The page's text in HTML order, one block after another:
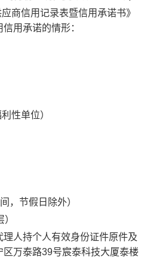
商信用记录表暨信用承诺书》
用承诺的情形：
性单位）
，节假日除外）
人持个人有效身份证件原件及
区万泰路39号宸泰科技大厦泰楼